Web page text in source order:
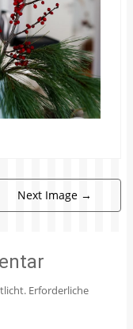
Next Image →
Erforderliche